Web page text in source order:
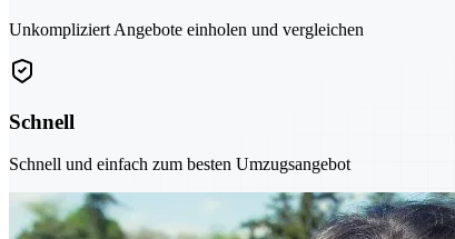
Unkompliziert Angebote einholen und vergleichen
Schnell
Schnell und einfach zum besten Umzugsangebot